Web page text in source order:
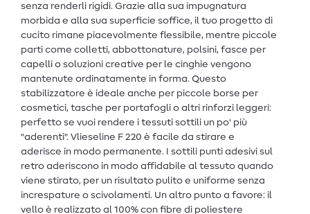
senza renderli rigidi. Grazie alla sua impugnatura
morbida e alla sua superficie soffice, il tuo progetto di
cucito rimane piacevolmente flessibile, mentre piccole
parti come colletti, abbottonature, polsini, fasce per
capelli o soluzioni creative per le cinghie vengono
mantenute ordinatamente in forma. Questo
stabilizzatore è ideale anche per piccole borse per
cosmetici, tasche per portafogli o altri rinforzi leggeri:
perfetto se vuoi rendere i tessuti sottili un po' più
"aderenti". Vlieseline F 220 è facile da stirare e
aderisce in modo permanente. I sottili punti adesivi sul
retro aderiscono in modo affidabile al tessuto quando
viene stirato, per un risultato pulito e uniforme senza
increspature o scivolamenti. Un altro punto a favore: il
vello è realizzato al 100% con fibre di poliestere